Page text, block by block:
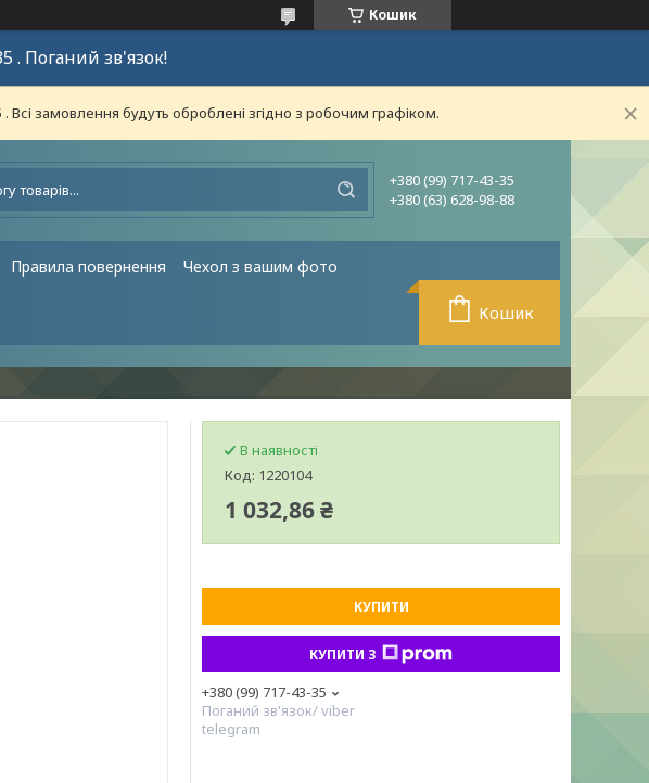
Кошик
. Поганий зв'язок!
замовлення будуть оброблені згідно з робочим графіком.
+380 (99) 717-43-35
+380 (63) 628-98-88
Правила повернення Чехол з вашим фото
Кошик
В наявності
Код: 1220104
1 032,86 ₴
КУПИТИ
КУПИТИ З
+380 (99) 717-43-35
Поганий зв'язок/ viber
telegram